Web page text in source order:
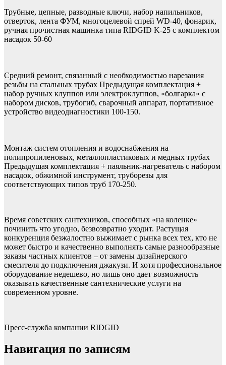
Трубные, цепные, разводные ключи, набор напильников,
отверток, лента ФУМ, многоцелевой спрей WD-40, фонарик,
ручная прочистная машинка типа RIDGID K-25 c комплектом
насадок 50-60
Средний ремонт, связанный с необходимостью нарезания
резьбы на стальных трубах Предыдущая комплектация +
набор ручных клуппов или электроклуппов, «болгарка» с
набором дисков, трубогиб, сварочный аппарат, портативное
устройство видеодиагностики 100-150.
Монтаж систем отопления и водоснабжения на
полипропиленовых, металлопластиковых и медных трубах
Предыдущая комплектация + паяльник-нагреватель с набором
насадок, обжимной инструмент, труборезы для
соответствующих типов труб 170-250.
Время советских сантехников, способных «на коленке»
починить что угодно, безвозвратно уходит. Растущая
конкуренция безжалостно выжимает с рынка всех тех, кто не
может быстро и качественно выполнять самые разнообразные
заказы частных клиентов – от замены дизайнерского
смесителя до подключения джакузи. И хотя профессиональное
оборудование недешево, но лишь оно дает возможность
оказывать качественные сантехнические услуги на
современном уровне.
Пресс-служба компании RIDGID
Навигация по записям